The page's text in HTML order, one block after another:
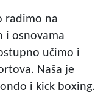
radimo na
i osnovama
učimo i
Naša je
i kick boxing.